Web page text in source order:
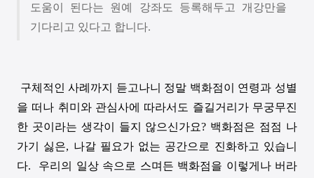
도움이 된다는 원예 강좌도 등록해두고 개강만을
기다리고 있다고 합니다.
구체적인 사례까지 듣고나니 정말 백화점이 연령과 성별
을 떠나 취미와 관심사에 따라서도 즐길거리가 무궁무진
한 곳이라는 생각이 들지 않으신가요? 백화점은 점점 나
가기 싫은, 나갈 필요가 없는 공간으로 진화하고 있습니
다. 우리의 일상 속으로 스며든 백화점을 이렇게나 버라